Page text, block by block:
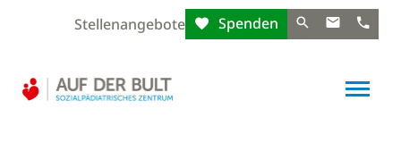
Stellenangebote Spenden